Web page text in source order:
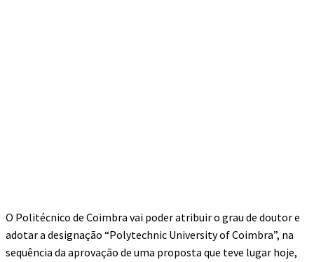
O Politécnico de Coimbra vai poder atribuir o grau de doutor e
adotar a designação “Polytechnic University of Coimbra”, na
sequência da aprovação de uma proposta que teve lugar hoje,